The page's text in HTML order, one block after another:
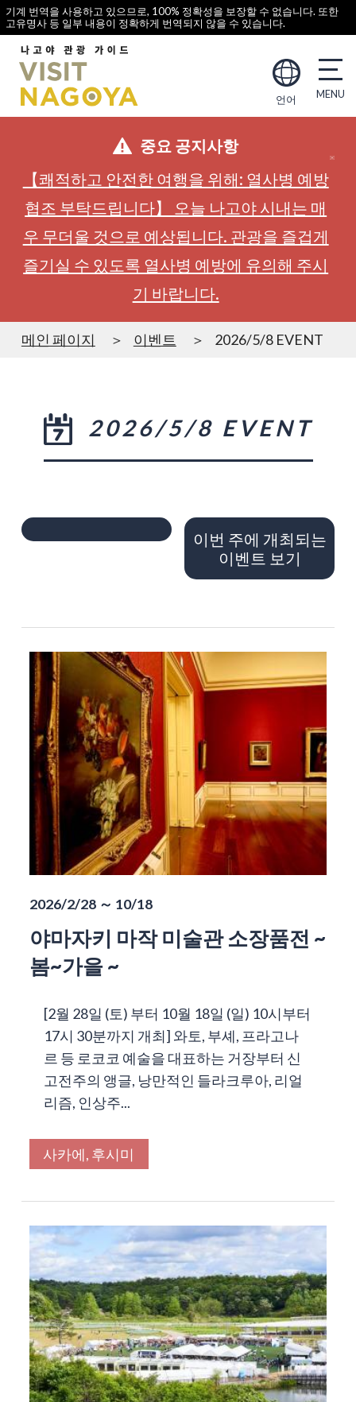
기계 번역을 사용하고 있으므로, 100% 정확성을 보장할 수 없습니다. 또한
고유명사 등 일부 내용이 정확하게 번역되지 않을 수 있습니다.
언어
중요 공지사항
【쾌적하고 안전한 여행을 위해: 열사병 예방
협조 부탁드립니다】 오늘 나고야 시내는 매
우 무더울 것으로 예상됩니다. 관광을 즐겁게
즐기실 수 있도록 열사병 예방에 유의해 주시
기 바랍니다.
메인 페이지 이벤트 2026/5/8 EVENT
2026/5/8 EVENT
이번 주에 개최되는
이벤트 보기
2026/2/28 ～ 10/18
야마자키 마작 미술관 소장품전 ~
봄~가을 ~
[2월 28일 (토) 부터 10월 18일 (일) 10시부터
17시 30분까지 개최] 와토, 부셰, 프라고나
르 등 로코코 예술을 대표하는 거장부터 신
고전주의 앵글, 낭만적인 들라크루아, 리얼
리즘, 인상주...
사카에, 후시미